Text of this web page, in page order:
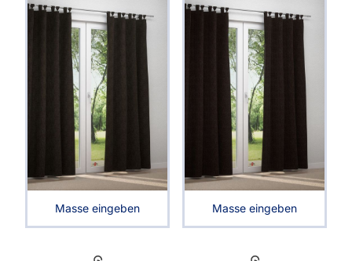
Masse eingeben Masse eingeben